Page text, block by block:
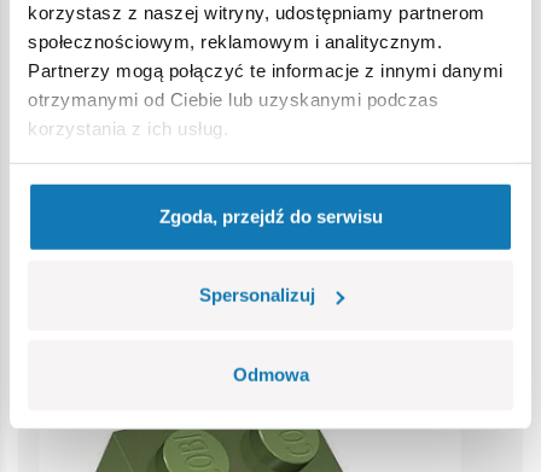
korzystasz z naszej witryny, udostępniamy partnerom
społecznościowym, reklamowym i analitycznym.
Partnerzy mogą połączyć te informacje z innymi danymi
otrzymanymi od Ciebie lub uzyskanymi podczas
korzystania z ich usług.
Zgoda, przejdź do serwisu
Spersonalizuj
Odmowa
Nieodpowiednie dla dzieci w wieku poniżej 3 lat. Zawiera
małe części, które mogą zostać połknięte lub wchłonięte
(ryzyko zadławienia). Zalecamy zachowanie opakowania w
celach informacyjnych. Zachowuje się prawo do zmiany
kolorów i szczegółów technicznych.
Bestsellery w kategorii